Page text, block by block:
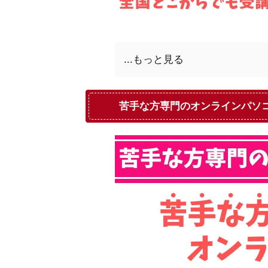
...もっと見る
苦手な方専門のオンラインパソ